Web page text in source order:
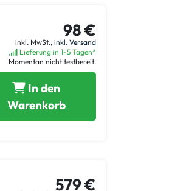
98 €
inkl. MwSt., inkl. Versand
Lieferung in 1-5 Tagen*
Momentan nicht testbereit.
In den
Warenkorb
579 €